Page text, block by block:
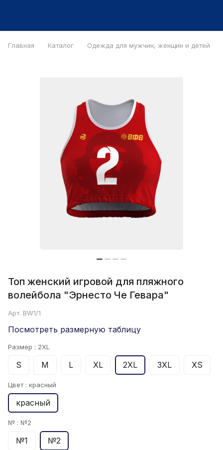
Главная Каталог Одежда для мужчин, женщин и детей
Топ женский игровой для пляжного
волейбола "Эрнесто Че Гевара"
Арт. BW1/1
Посмотреть размерную таблицу
Размер : 2XL
S M L XL 2XL 3XL XS
Цвет : красный
красный
№ : №2
№1 №2